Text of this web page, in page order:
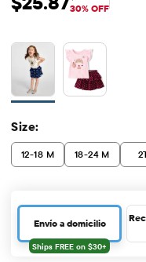
Precio de venta: $25.87
Precio
30% OFF
Size:
12-18 M 18-24 M
Envío a domicilio